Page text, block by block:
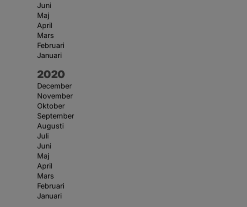
Juni
Maj
April
Mars
Februari
Januari
År:
2020
December
November
Oktober
September
Augusti
Juli
Juni
Maj
April
Mars
Februari
Januari